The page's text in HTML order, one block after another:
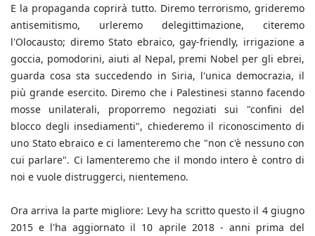
E la propaganda coprirà tutto. Diremo terrorismo, grideremo
antisemitismo, urleremo delegittimazione, citeremo
l'Olocausto; diremo Stato ebraico, gay-friendly, irrigazione a
goccia, pomodorini, aiuti al Nepal, premi Nobel per gli ebrei,
guarda cosa sta succedendo in Siria, l'unica democrazia, il
più grande esercito. Diremo che i Palestinesi stanno facendo
mosse unilaterali, proporremo negoziati sui "confini del
blocco degli insediamenti", chiederemo il riconoscimento di
uno Stato ebraico e ci lamenteremo che "non c'è nessuno con
cui parlare". Ci lamenteremo che il mondo intero è contro di
noi e vuole distruggerci, nientemeno.
Ora arriva la parte migliore: Levy ha scritto questo il 4 giugno
2015 e l'ha aggiornato il 10 aprile 2018 - anni prima del